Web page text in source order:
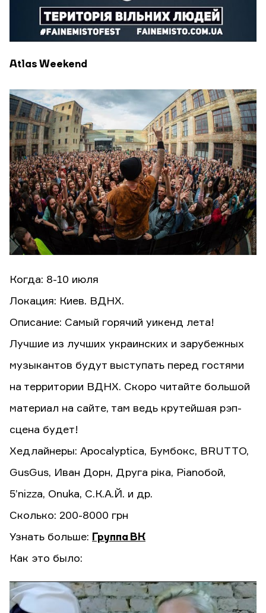
Atlas Weekend
Когда: 8-10 июля
Локация: Киев. ВДНХ.
Описание: Самый горячий уикенд лета!
Лучшие из лучших украинских и зарубежных
музыкантов будут выступать перед гостями
на территории ВДНХ. Скоро читайте большой
материал на сайте, там ведь крутейшая рэп-
сцена будет!
Хедлайнеры: Apocalyptica, Бумбокс, BRUTTO,
GusGus, Иван Дорн, Друга ріка, Pianoбой,
5’nizza, Onuka, С.К.А.Й. и др.
Сколько: 200-8000 грн
Узнать больше: Группа ВК
Как это было: